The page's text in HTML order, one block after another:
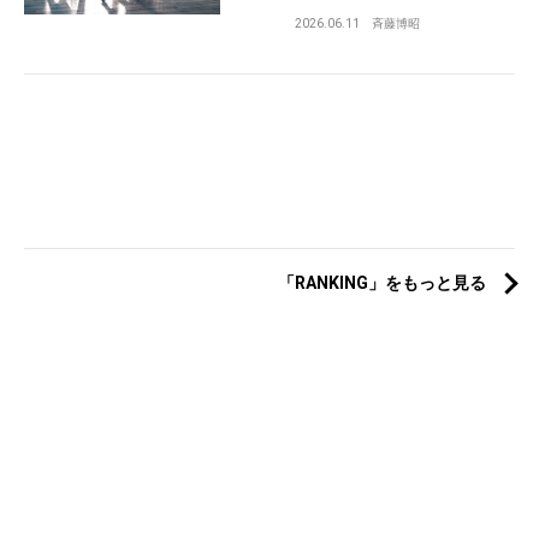
2026.06.11 斉藤博昭
「RANKING」をもっと見る